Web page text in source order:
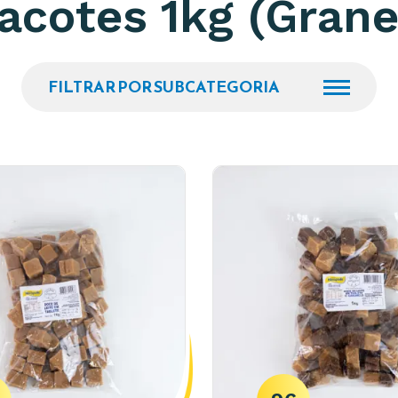
1kg
FILTRAR POR SUBCATEGORIA